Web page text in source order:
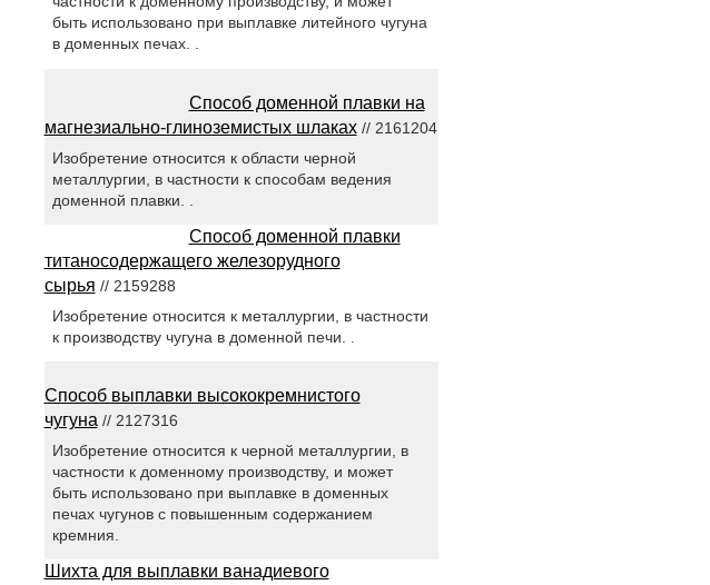
быть использовано при выплавке литейного чугуна
в доменных печах. .
Способ доменной плавки на
магнезиально-глиноземистых шлаках// 2161204
Изобретение относится к области черной
металлургии, в частности к способам ведения
доменной плавки. .
Способ доменной плавки
титаносодержащего железорудного
сырья // 2159288
Изобретение относится к металлургии, в частности
к производству чугуна в доменной печи. .
Способ выплавки высококремнистого
чугуна // 2127316
Изобретение относится к черной металлургии, в
частности к доменному производству, и может
быть использовано при выплавке в доменных
печах чугунов с повышенным содержанием
кремния.
Шихта для выплавки ванадиевого